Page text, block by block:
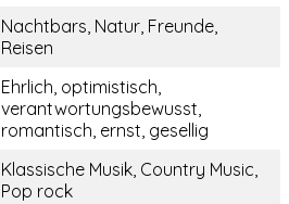
Nachtbars, Natur, Freunde,
Reisen
Ehrlich, optimistisch,
verantwortungsbewusst,
romantisch, ernst, gesellig
Klassische Musik, Country Music,
Pop rock